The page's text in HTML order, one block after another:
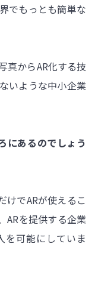
でもっとも簡単な
真からAR化する技
いような中小企業
にあるのでしょう
けでARが使えるこ
ARを提供する企業
を可能にしていま